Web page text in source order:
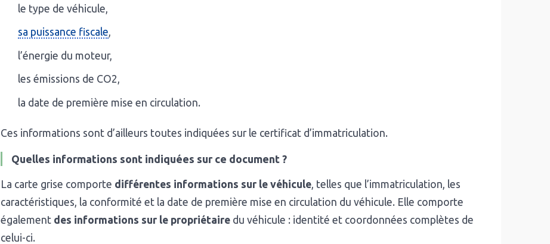
le type de véhicule,
sa puissance fiscale,
l’énergie du moteur,
les émissions de CO2,
la date de première mise en circulation.
Ces informations sont d’ailleurs toutes indiquées sur le certificat d’immatriculation.
Quelles informations sont indiquées sur ce document ?
La carte grise comporte différentes informations sur le véhicule, telles que l’immatriculation, les
caractéristiques, la conformité et la date de première mise en circulation du véhicule. Elle comporte
également des informations sur le propriétaire du véhicule : identité et coordonnées complètes de
celui-ci.